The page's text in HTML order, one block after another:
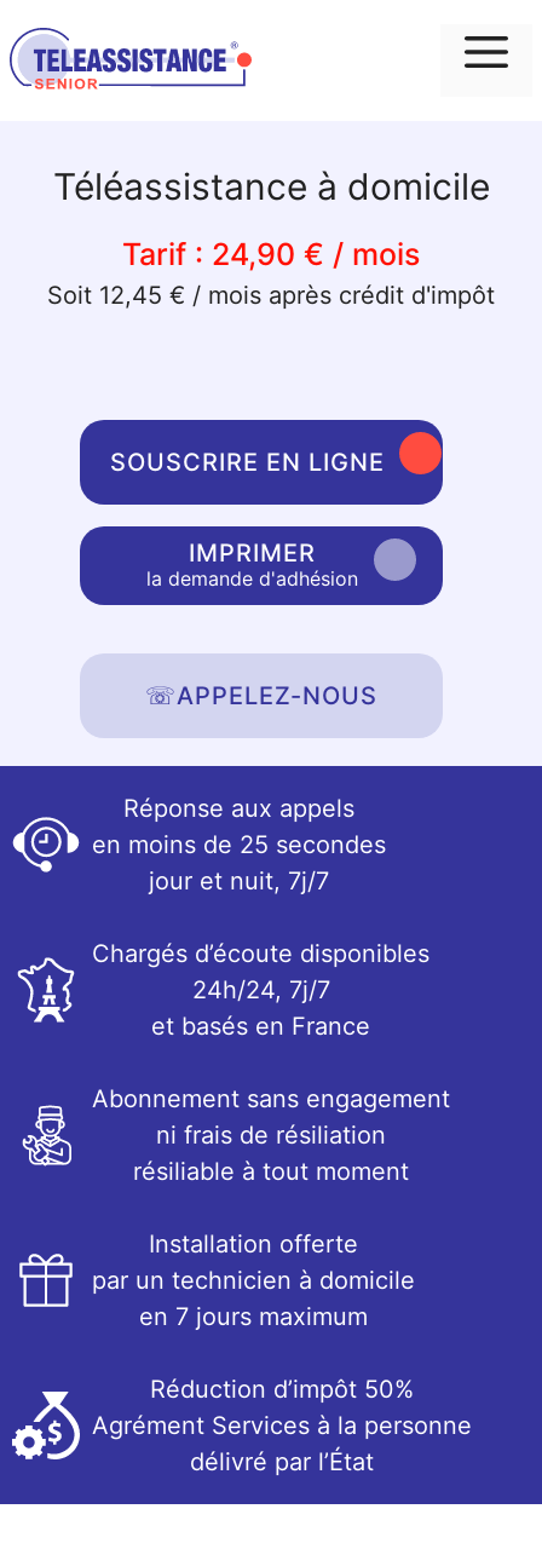
Téléassistance à domicile
Tarif : 24,90 € / mois
Soit 12,45 € / mois après crédit d'impôt
SOUSCRIRE EN LIGNE
IMPRIMER
la demande d'adhésion
☏APPELEZ-NOUS
Réponse aux appels
en moins de 25 secondes
jour et nuit, 7j/7
Chargés d’écoute disponibles
24h/24, 7j/7
et basés en France
Abonnement sans engagement
ni frais de résiliation
résiliable à tout moment
Installation offerte
par un technicien à domicile
en 7 jours maximum
Réduction d’impôt 50%
Agrément Services à la personne
délivré par l’État